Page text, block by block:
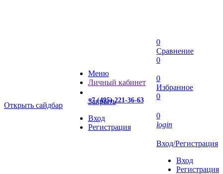
Открыть сайдбар
Меню
Личный кабинет
Закрыть
Вход
Регистрация
0
Сравнение
0
0
Избранное
0
0
+7 (495) 221-36-63
login
Вход/Регистрация
Вход
Регистрация